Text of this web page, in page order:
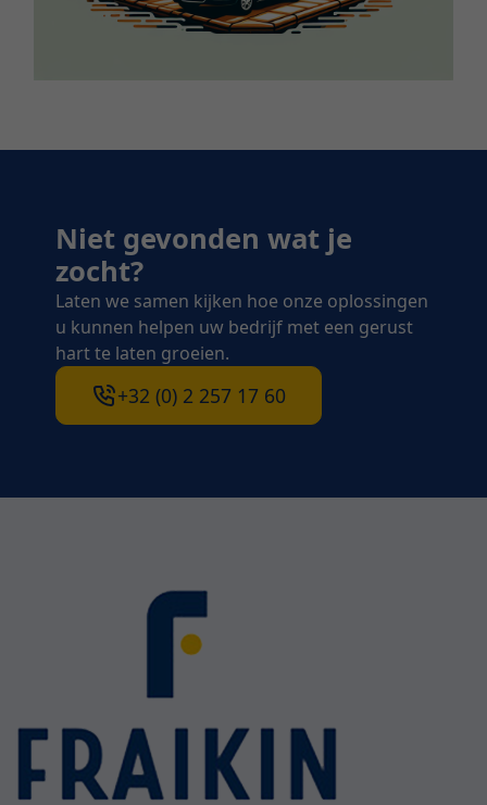
Niet gevonden wat je
zocht?
Laten we samen kijken hoe onze oplossingen
u kunnen helpen uw bedrijf met een gerust
hart te laten groeien.
+32 (0) 2 257 17 60